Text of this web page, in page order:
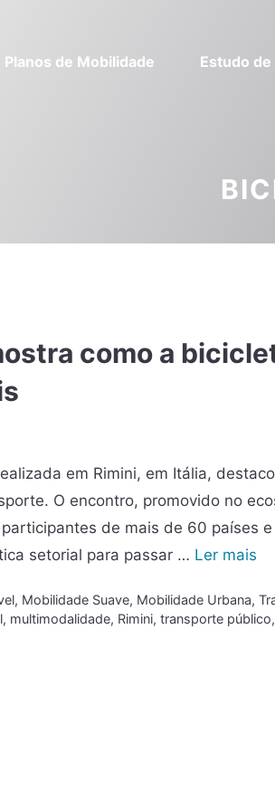
Planos de Mobilidade Estudo
como a
em Rimini, em Itália,
O encontro, promovido no
de mais de 60 países
setorial para passar … Ler mais
, Mobilidade Suave, Mobilidade Urbana,
, multimodalidade, Rimini,transporte público